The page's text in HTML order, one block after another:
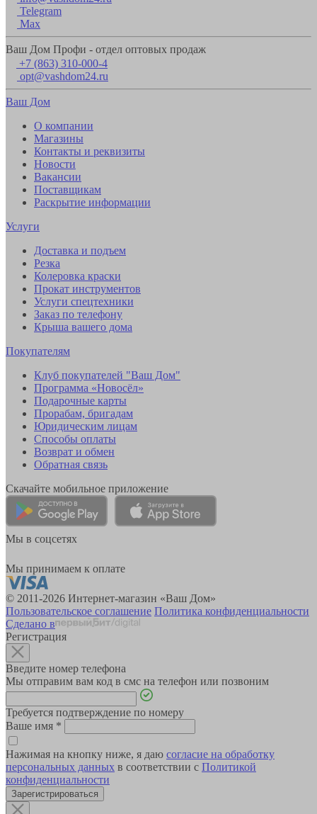
Telegram
Max
Ваш Дом Профи - отдел оптовых продаж
+7 (863) 310-000-4
opt@vashdom24.ru
Ваш Дом
О компании
Магазины
Контакты и реквизиты
Новости
Вакансии
Поставщикам
Раскрытие информации
Услуги
Доставка и подъем
Резка
Колеровка краски
Прокат инструментов
Услуги спецтехники
Заказ по телефону
Крыша вашего дома
Покупателям
Клуб покупателей "Ваш Дом"
Программа «Новосёл»
Подарочные карты
Прорабам, бригадам
Юридическим лицам
Способы оплаты
Возврат и обмен
Обратная связь
Скачайте мобильное приложение
Мы в соцсетях
Мы принимаем к оплате
© 2011-2026 Интернет-магазин «Ваш Дом»
Пользовательское соглашение Политика конфиденциальности
Сделано в
Регистрация
Введите номер телефона
Мы отправим вам код в смс на телефон или позвоним
Требуется подтверждение по номеру
Ваше имя *
Нажимая на кнопку ниже, я даю согласие на обработку
персональных данных в соответствии с Политикой
конфиденциальности
Зарегистрироваться